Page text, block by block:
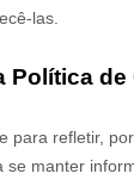
las.
Política de
para refletir,
manter